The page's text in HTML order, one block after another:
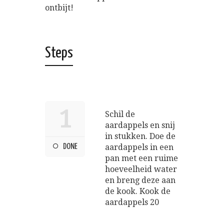
ontbijt!
Steps
1
DONE
Schil de
aardappels en snij
in stukken. Doe de
aardappels in een
pan met een ruime
hoeveelheid water
en breng deze aan
de kook. Kook de
aardappels 20